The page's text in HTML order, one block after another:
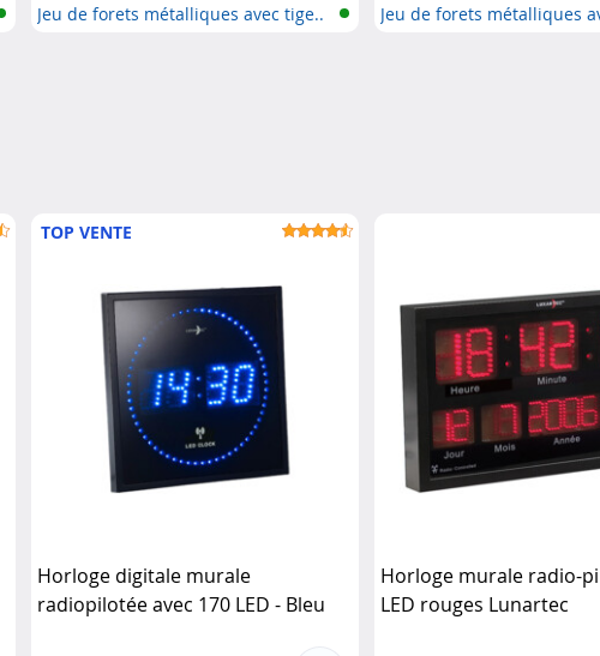
Jeu de forets métalliques avec tige.. Jeu de forets métalliques
TOP VENTE
Horloge digitale murale
radiopilotée avec 170 LED - Bleu
Horloge murale radio-
LED rouges Lunartec